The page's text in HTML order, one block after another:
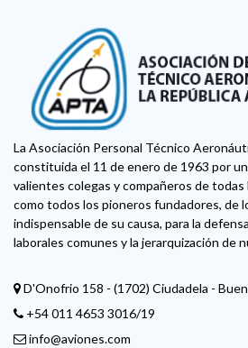
La Asociación Personal Técnico
constituida el 11 de enero de 1963 por
valientes colegas y compañeros de todas
como todos los pioneros fundadores, de
indispensable de su causa, para la
laborales comunes y la jerarquización de
D'Onofrio 158 - (1702) Ciudadela -
+54 011 4653 3016/19
info@aviones.com